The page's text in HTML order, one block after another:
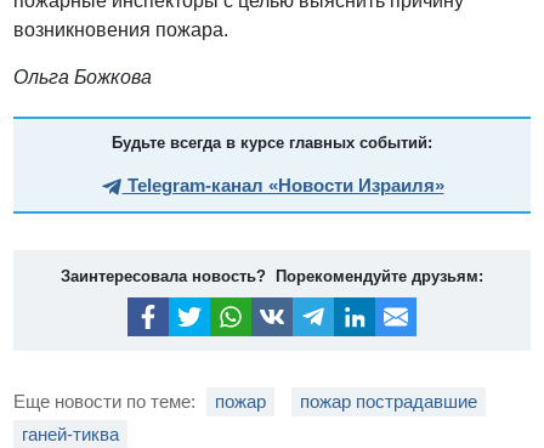
возникновения пожара.
Ольга Божкова
Будьте всегда в курсе главных событий:
Telegram-канал «Новости Израиля»
Заинтересовала новость? Порекомендуйте друзьям:
Еще новости по теме: пожар
пожар пострадавшие
ганей-тиква